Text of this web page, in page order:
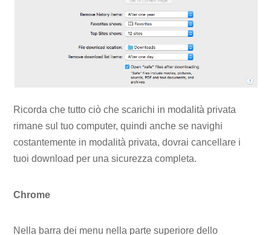
Ricorda che tutto ciò che scarichi in modalità privata
rimane sul tuo computer, quindi anche se navighi
costantemente in modalità privata, dovrai cancellare i
tuoi download per una sicurezza completa.
Chrome
Nella barra dei menu nella parte superiore dello